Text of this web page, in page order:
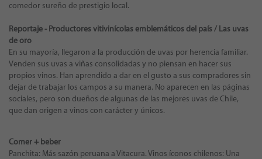
comedor sureño de prestigio local.
Reportaje - Productores vitivinícolas emblemáticos del país / Las uvas
de oro
En su mayoría, llegaron a la producción de uvas por herencia familiar.
Venden sus uvas a viñas consolidadas y no piensan en hacer sus
propios vinos. Han aprendido a dar en el gusto a sus compradores sin
dejar de trabajar los campos a su manera. No aparecen en las páginas
sociales, pero son dueños de algunas de las mejores uvas de Chile,
que dan origen a vinos con carácter y únicos.
Comer + beber
Panchita: Más sazón peruana a Vitacura. Vinos íconos chilenos: Una